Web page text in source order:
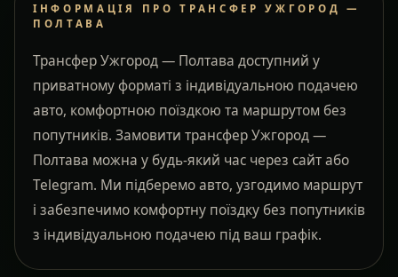
ІНФОРМАЦІЯ ПРО ТРАНСФЕР УЖГОРОД —
ПОЛТАВА
Трансфер Ужгород — Полтава доступний у
приватному форматі з індивідуальною подачею
авто, комфортною поїздкою та маршрутом без
попутників. Замовити трансфер Ужгород —
Полтава можна у будь-який час через сайт або
Telegram. Ми підберемо авто, узгодимо маршрут
і забезпечимо комфортну поїздку без попутників
з індивідуальною подачею під ваш графік.